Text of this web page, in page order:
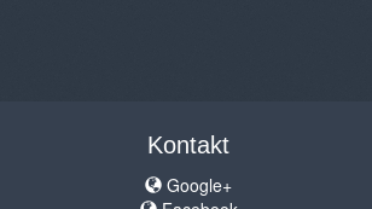
Kontakt
Google+